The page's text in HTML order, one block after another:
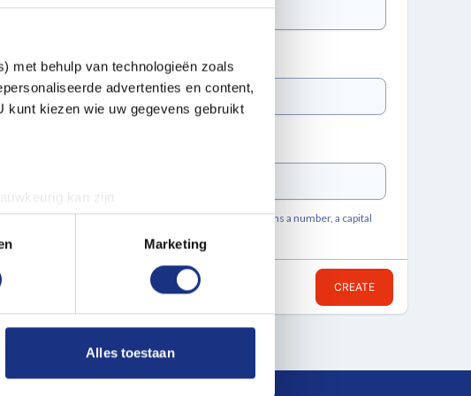
met behulp van technologieën zoals
advertenties en content,
kunt kiezen wie uw gegevens gebruikt
kan zijn
(fingerprinting)
in het
detailgedeeltein. U kunt uw
site met onze partners voor social
andere informatie die u aan ze heeft
Marketing
Alles toestaan
password consists of at least 8 characters, but also contains a number, a capital
CREATE